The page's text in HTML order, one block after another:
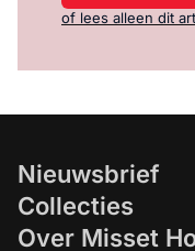
of lees alleen dit
Nieuwsbrief
Collecties
Over Misset